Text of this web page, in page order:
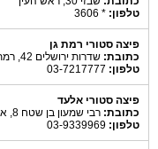
טלפון: * 3606
פיצה סטורי רמת גן
כתובת: שדרות ירושלים 42, רמת גן
טלפון:
פיצה סטורי אלעד
כתובת: רבי שמעון בן שטח 8, אלעד
טלפון: